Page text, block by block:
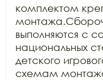
комплектом
выполняются с
национальных
детского
схемам монтажа